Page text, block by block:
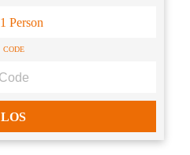
1 Person
CODE
LOS